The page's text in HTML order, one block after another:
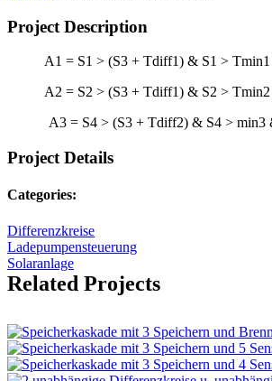
Project Description
A1 = S1 > (S3 + Tdiff1) & S1 >
A2 = S2 > (S3 + Tdiff1) & S2 >
A3 = S4 > (S3 + Tdiff2) & S4 > min3
Project Details
Categories:
Differenzkreise
Ladepumpensteuerung
Solaranlage
Related Projects